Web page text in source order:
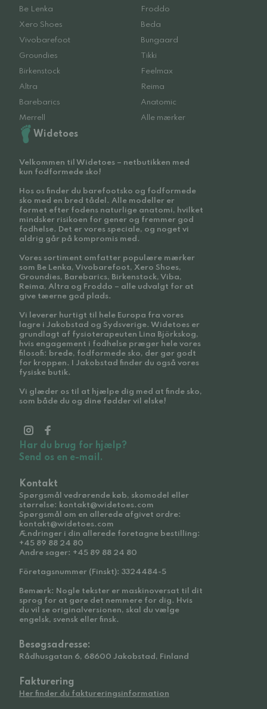
Be Lenka
Froddo
Xero Shoes
Beda
Vivobarefoot
Bungaard
Groundies
Tikki
Birkenstock
Feelmax
Altra
Reima
Barebarics
Anatomic
Merrell
Alle mærker
Widetoes
Velkommen til Widetoes – netbutikken med
kun fodformede sko!
Hos os finder du barefootsko og fodformede
sko med en bred tådel. Alle modeller er
formet efter fodens naturlige anatomi, hvilket
mindsker risikoen for gener og fremmer god
fodhelse. Det er vores speciale, og noget vi
aldrig går på kompromis med.
Vores sortiment omfatter populære mærker
som Be Lenka, Vivobarefoot, Xero Shoes,
Groundies, Barebarics, Birkenstock, Viba,
Reima, Altra og Froddo – alle udvalgt for at
give tæerne god plads.
Vi leverer hurtigt til hele Europa fra vores
lagre i Jakobstad og Sydsverige. Widetoes er
grundlagt af fysioterapeuten Lina Björkskog,
hvis engagement i fodhelse præger hele vores
filosofi: brede, fodformede sko, der gør godt
for kroppen. I Jakobstad finder du også vores
fysiske butik.
Vi glæder os til at hjælpe dig med at finde sko,
som både du og dine fødder vil elske!
Har du brug for hjælp?
Send os en e-mail.
Kontakt
Spørgsmål vedrørende køb, skomodel eller
størrelse: kontakt@widetoes.com
Spørgsmål om en allerede afgivet ordre:
kontakt@widetoes.com
Ændringer i din allerede foretagne bestilling:
+45 89 88 24 80
Andre sager: +45 89 88 24 80
Företagsnummer (Finskt): 3324484-5
Bemærk: Nogle tekster er maskinoversat til dit
sprog for at gøre det nemmere for dig. Hvis
du vil se originalversionen, skal du vælge
engelsk, svensk eller finsk.
Besøgsadresse:
Rådhusgatan 6, 68600 Jakobstad, Finland
Fakturering
Her finder du faktureringsinformation